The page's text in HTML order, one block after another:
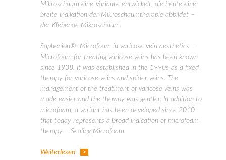
Mikroschaum eine Variante entwickelt, die heute eine
breite Indikation der Mikroschaumtherapie abbildet –
der Klebende Mikroschaum.
Saphenion®: Microfoam in varicose vein aesthetics –
Microfoam for treating varicose veins has been known
since 1938. It was established in the 1990s as a fixed
therapy for varicose veins and spider veins. The
management of the treatment of varicose veins was
made easier and the therapy was gentler. In addition to
microfoam, a variant has been developed since 2010
that today represents a broad indication of microfoam
therapy – Sealing Microfoam.
Weiterlesen